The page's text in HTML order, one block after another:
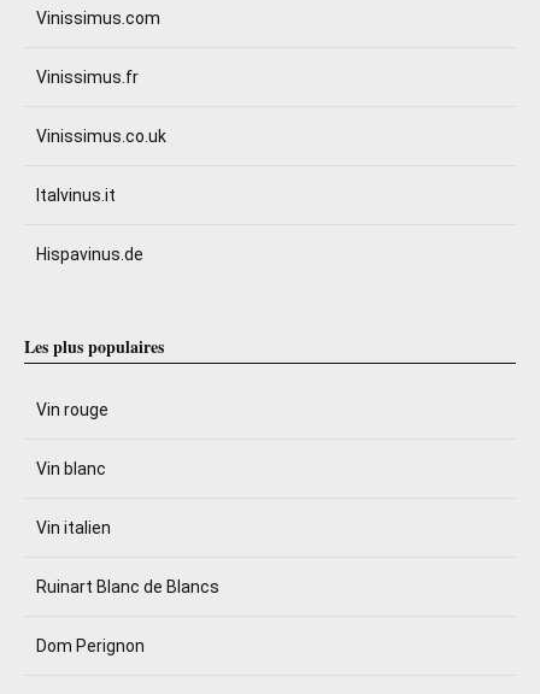
Vinissimus.com
Vinissimus.fr
Vinissimus.co.uk
Italvinus.it
Hispavinus.de
Les plus populaires
Vin rouge
Vin blanc
Vin italien
Ruinart Blanc de Blancs
Dom Perignon